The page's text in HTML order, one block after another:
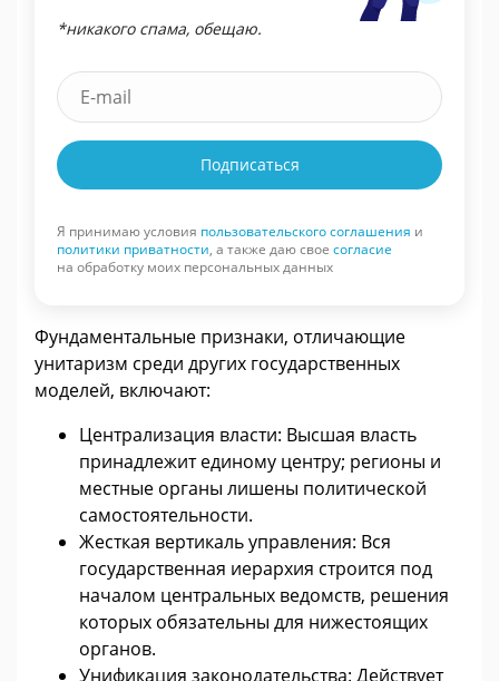
*никакого спама, обещаю.
Подписаться
Я принимаю условия пользовательского соглашения и
политики приватности, а также даю свое согласие
на обработку моих персональных данных
Фундаментальные признаки, отличающие
унитаризм среди других государственных
моделей, включают:
Централизация власти: Высшая власть
принадлежит единому центру; регионы и
местные органы лишены политической
самостоятельности.
Жесткая вертикаль управления: Вся
государственная иерархия строится под
началом центральных ведомств, решения
которых обязательны для нижестоящих
органов.
Унификация законодательства: Действует